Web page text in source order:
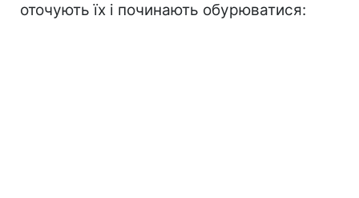
оточують їх і починають обурюватися: